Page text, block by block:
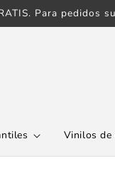
Para pedidos
Vinilos de